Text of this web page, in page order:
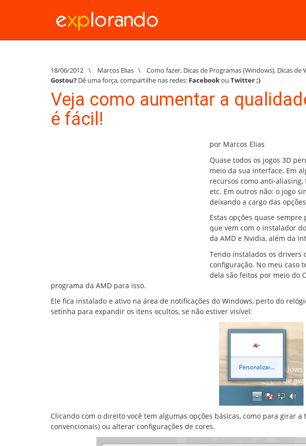
18/06/2012 \ Marcos Elias \ Como fazer, Dicas de Programas (Windows), Dicas de
Gostou? Dê uma força, compartilhe nas redes: Facebookou Twitter;)
Veja como aumentar a
é fácil!
por Marcos Elias
Quase todos os jogos 3D
meio da sua interface. Em
recursos como anti-
etc. Em outros não: o jogo
deixando a cargo das
Estas opções quase
que vem com o instalador
da AMD e Nvidia, além da
Tendo instalados os drivers
configuração. No meu caso
dela são feitos por meio do
programa da AMD para isso.
Ele fica instalado e ativo na área de notificações do Windows, perto do
setinha para expandir os itens ocultos, se não estiver visível:
Clicando com o direito você tem algumas opções básicas, como para girar
convencionais) ou alterar configurações de cores.